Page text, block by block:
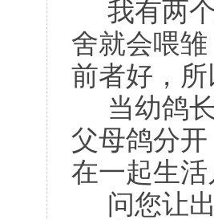
我有两
舍就会喂
前者好，
当幼鸽
父母鸽分
在一起生
问您让